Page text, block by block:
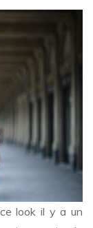
midi
les
petites
look il y a un